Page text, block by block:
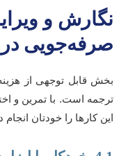
و
در
توجهی از هزینه‌های
است. با تمرین و
را خودتان انجام دهید.